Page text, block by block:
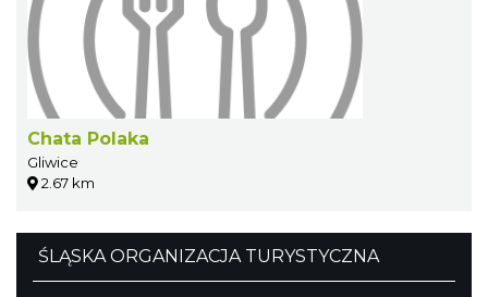
Chata Polaka
Gliwice
2.67 km
ŚLĄSKA ORGANIZACJA TURYSTYCZNA